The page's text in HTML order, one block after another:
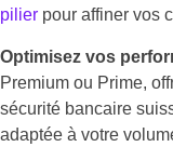
pilier pour affiner vos
Optimisez vos
Premium ou Prime,
sécurité bancaire
adaptée à votre